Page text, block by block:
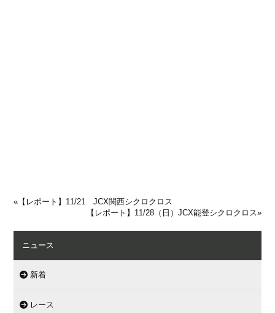
« 【レポート】11/21 JCX関西シクロクロス
【レポート】11/28（日）JCX能登シクロクロス»
ニュース
新着
レース